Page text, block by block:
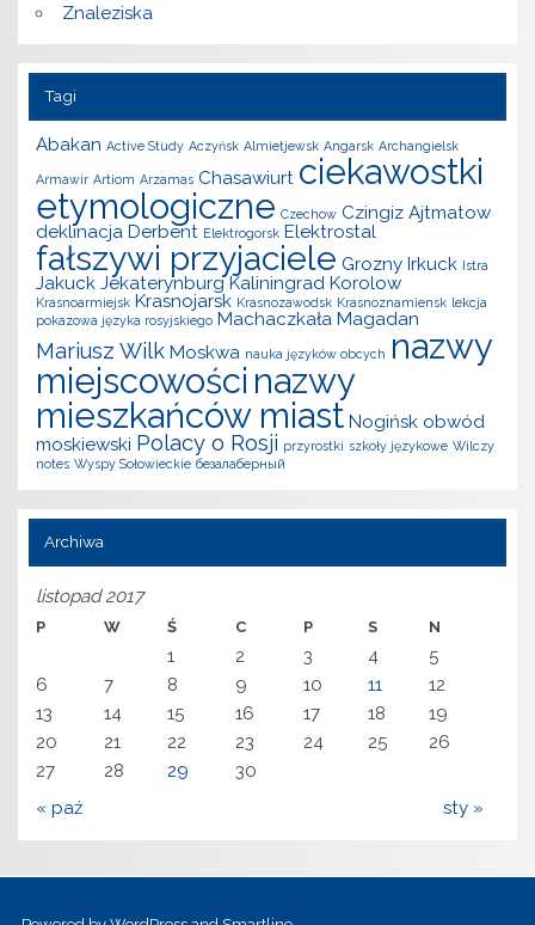
Znaleziska
Tagi
Abakan Active Study Aczyńsk Almietjewsk Angarsk Archangielsk
Armawir Artiom Arzamas Chasawiurt ciekawostki
etymologiczne Czechow Czingiz Ajtmatow
deklinacja Derbent Elektrogorsk Elektrostal
fałszywi przyjaciele Grozny Irkuck Istra
Jakuck Jekaterynburg Kaliningrad Korolow
Krasnoarmiejsk Krasnojarsk Krasnozawodsk Krasnoznamiensk lekcja
pokazowa języka rosyjskiego Machaczkała Magadan
Mariusz Wilk Moskwa nauka języków obcych nazwy
miejscowości nazwy
mieszkańców miast Nogińsk obwód
moskiewski Polacy o Rosji przyrostki szkoły językowe Wilczy
notes Wyspy Sołowieckie безалаберный
Archiwa
listopad 2017
P W Ś C P S N
« paź sty »
1 2 3 4
5
6
7 8 9 10 11
12
13
14 15 16 17 18
19
20
21 22 23 24 25
26
27
28 29 30